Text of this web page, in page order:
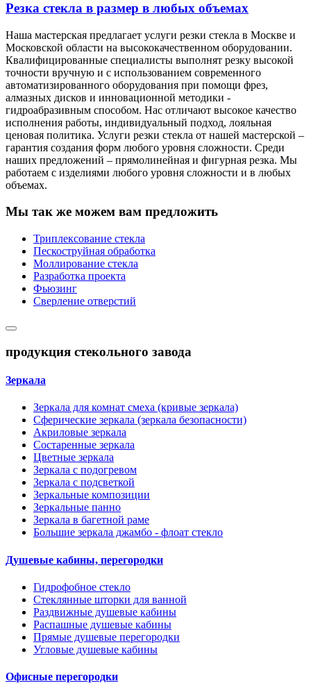
Резка стекла в размер в любых объемах
Наша мастерская предлагает услуги резки стекла в Москве и
Московской области на высококачественном оборудовании.
Квалифицированные специалисты выполнят резку высокой
точности вручную и с использованием современного
автоматизированного оборудования при помощи фрез,
алмазных дисков и инновационной методики -
гидроабразивным способом. Нас отличают высокое качество
исполнения работы, индивидуальный подход, лояльная
ценовая политика. Услуги резки стекла от нашей мастерской –
гарантия создания форм любого уровня сложности. Среди
наших предложений – прямолинейная и фигурная резка. Мы
работаем с изделиями любого уровня сложности и в любых
объемах.
Мы так же можем вам предложить
Триплексование стекла
Пескоструйная обработка
Моллирование стекла
Разработка проекта
Фьюзинг
Сверление отверстий
продукция стекольного завода
Зеркала
Зеркала для комнат смеха (кривые зеркала)
Сферические зеркала (зеркала безопасности)
Акриловые зеркала
Состаренные зеркала
Цветные зеркала
Зеркала с подогревом
Зеркала с подсветкой
Зеркальные композиции
Зеркальные панно
Зеркала в багетной раме
Большие зеркала джамбо - флоат стекло
Душевые кабины, перегородки
Гидрофобное стекло
Стеклянные шторки для ванной
Раздвижные душевые кабины
Распашные душевые кабины
Прямые душевые перегородки
Угловые душевые кабины
Офисные перегородки